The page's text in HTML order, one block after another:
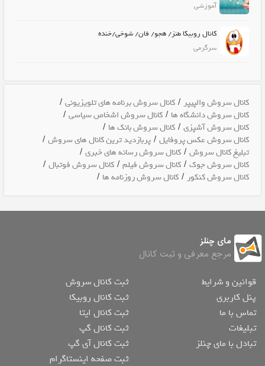
آموزشی
کانال روبیکا طنز/ هجو/ فان/ شوخی/خنده
سرگرمی
کانال سروش والپیپر /کانال سروش برنامه های تلویزیونی /
کانال سروش دانشگاه ها /کانال سروش اشخاص سیاسی /
کانال سروش آشپزی /کانال سروش بانک ها /
کانال سروش عکس پروفایل /پربازدید ترین کانال های سروش /
تبلیغ کانال سروش /کانال سروش رسانه های خبری /
کانال سروش جوک /کانال سروش فیلم /کانال سروش فوتبال /
کانال سروش کنکور /کانال سروش روزنامه ها /
مای چنلز
مرجع معرفی و ثبت کانال
قوانین و شرایط
پنل کاربری
تماس با ما
تبلیغات
تبادل با مای چنلز
ثبت کانال سروش
ثبت کانال روبیکا
ثبت کانال ایتا
ثبت کانال گپ
ثبت کانال آی گپ
ثبت صفحه اینستاگرام